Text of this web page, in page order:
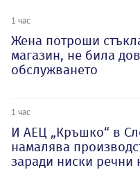
1 час
Жена потроши
магазин, не била
обслужването
1 час
И АЕЦ „Кръшко“ в
намалява
заради ниски речни